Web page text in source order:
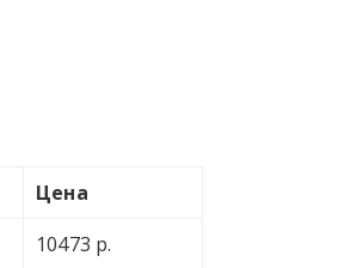
Цена
10473 р.